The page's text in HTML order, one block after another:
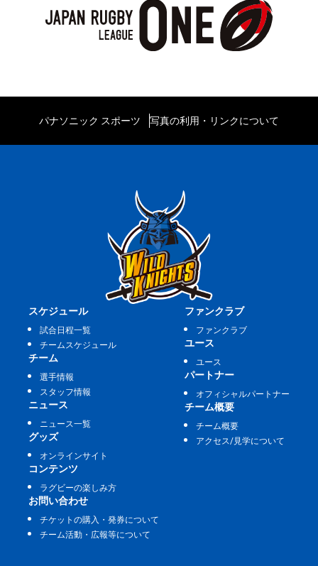
パナソニック スポーツ 写真の利用・リンクについて
スケジュール
試合日程一覧
チームスケジュール
チーム
選手情報
スタッフ情報
ニュース
ニュース一覧
グッズ
オンラインサイト
ファンクラブ
ファンクラブ
ユース
ユース
パートナー
オフィシャルパートナー
チーム概要
チーム概要
アクセス/見学について
コンテンツ
ラグビーの楽しみ方
お問い合わせ
チケットの購入・発券について
チーム活動・広報等について